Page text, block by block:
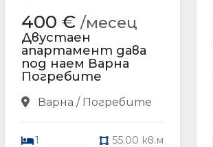
400 € /месец
Двустаен
апартамент дава
под наем Варна
Погребите
Варна / Погребите
1 55.00 кв.м